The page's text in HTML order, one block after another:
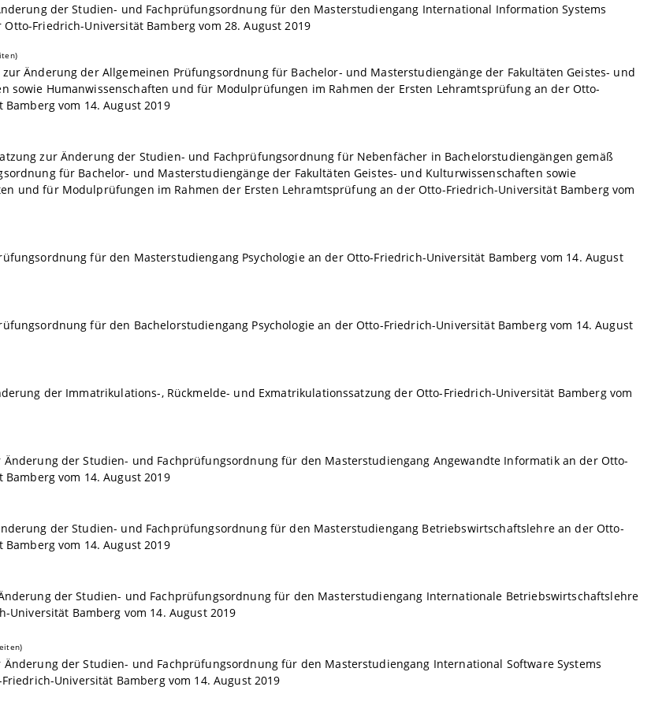
der Studien- und Fachprüfungsordnung für den Masterstudiengang International Information Systems
Friedrich-Universität Bamberg vom 28. August 2019
zur Änderung der Allgemeinen Prüfungsordnung für Bachelor- und Masterstudiengänge der Fakultäten Geistes- und
sowie Humanwissenschaften und für Modulprüfungen im Rahmen der Ersten Lehramtsprüfung an der Otto-
vom 14. August 2019
zur Änderung der Studien- und Fachprüfungsordnung für Nebenfächer in Bachelorstudiengängen gemäß
für Bachelor- und Masterstudiengänge der Fakultäten Geistes- und Kulturwissenschaften sowie
und für Modulprüfungen im Rahmen der Ersten Lehramtsprüfung an der Otto-Friedrich-Universität Bamberg vom
für den Masterstudiengang Psychologie an der Otto-Friedrich-Universität Bamberg vom 14. August
für den Bachelorstudiengang Psychologie an der Otto-Friedrich-Universität Bamberg vom 14. August
der Immatrikulations-, Rückmelde- und Exmatrikulationssatzung der Otto-Friedrich-Universität Bamberg vom
Änderung der Studien- und Fachprüfungsordnung für den Masterstudiengang Angewandte Informatik an der Otto-
vom 14. August 2019
der Studien- und Fachprüfungsordnung für den Masterstudiengang Betriebswirtschaftslehre an der Otto-
vom 14. August 2019
der Studien- und Fachprüfungsordnung für den Masterstudiengang Internationale Betriebswirtschaftslehre
Universität Bamberg vom 14. August 2019
Änderung der Studien- und Fachprüfungsordnung für den Masterstudiengang International Software Systems
Universität Bamberg vom 14. August 2019